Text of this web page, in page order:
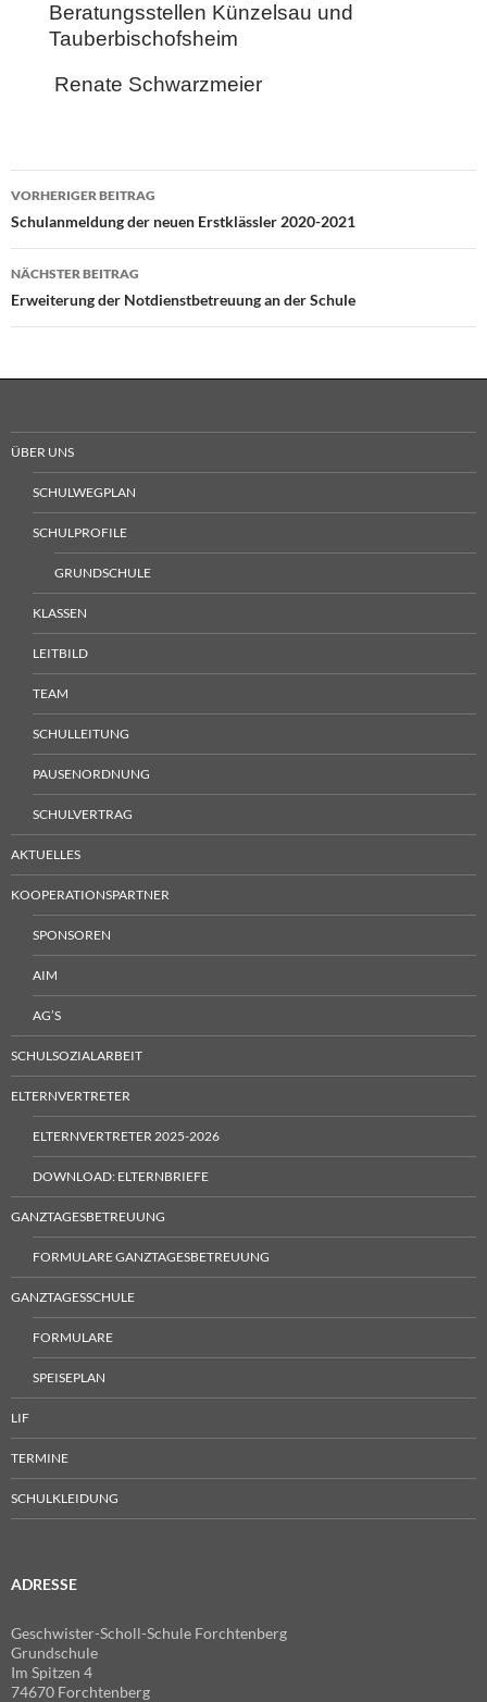
Beratungsstellen Künzelsau und
Tauberbischofsheim
Renate Schwarzmeier
Beitragsnavigation
VORHERIGER BEITRAG
Schulanmeldung der neuen Erstklässler 2020-2021
NÄCHSTER BEITRAG
Erweiterung der Notdienstbetreuung an der Schule
ÜBER UNS
SCHULWEGPLAN
SCHULPROFILE
GRUNDSCHULE
KLASSEN
LEITBILD
TEAM
SCHULLEITUNG
PAUSENORDNUNG
SCHULVERTRAG
AKTUELLES
KOOPERATIONSPARTNER
SPONSOREN
AIM
AG’S
SCHULSOZIALARBEIT
ELTERNVERTRETER
ELTERNVERTRETER 2025-2026
DOWNLOAD: ELTERNBRIEFE
GANZTAGESBETREUUNG
FORMULARE GANZTAGESBETREUUNG
GANZTAGESSCHULE
FORMULARE
SPEISEPLAN
LIF
TERMINE
SCHULKLEIDUNG
ADRESSE
Geschwister-Scholl-Schule Forchtenberg
Grundschule
Im Spitzen 4
74670 Forchtenberg